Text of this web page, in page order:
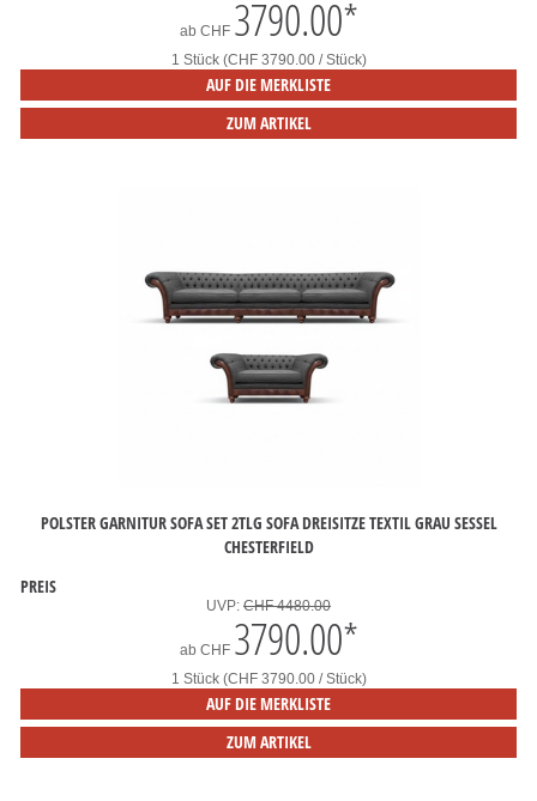
ab CHF 3790.00*
1 Stück (CHF 3790.00 / Stück)
AUF DIE MERKLISTE
ZUM ARTIKEL
POLSTER GARNITUR SOFA SET 2TLG SOFA DREISITZE TEXTIL GRAU SESSEL
CHESTERFIELD
PREIS
UVP: CHF 4480.00
ab CHF 3790.00*
1 Stück (CHF 3790.00 / Stück)
AUF DIE MERKLISTE
ZUM ARTIKEL